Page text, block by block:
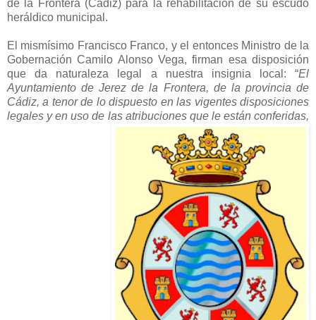
de la Frontera (Cádiz) para la rehabilitación de su escudo
heráldico municipal.
El mismísimo Francisco Franco, y el entonces Ministro de la
Gobernación Camilo Alonso Vega, firman esa disposición
que da naturaleza legal a nuestra insignia local: “El
Ayuntamiento de Jerez de la Frontera, de la provincia de
Cádiz, a tenor de lo dispuesto en las vigentes disposiciones
legales y en uso de las atribuciones que le están conferidas,